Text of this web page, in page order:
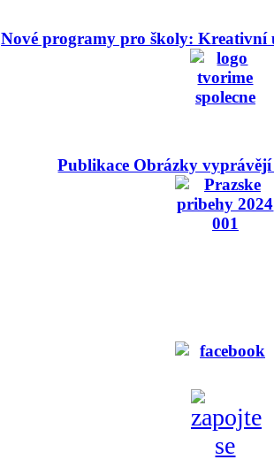
Nové programy pro školy: Kreativní
Publikace Obrázky